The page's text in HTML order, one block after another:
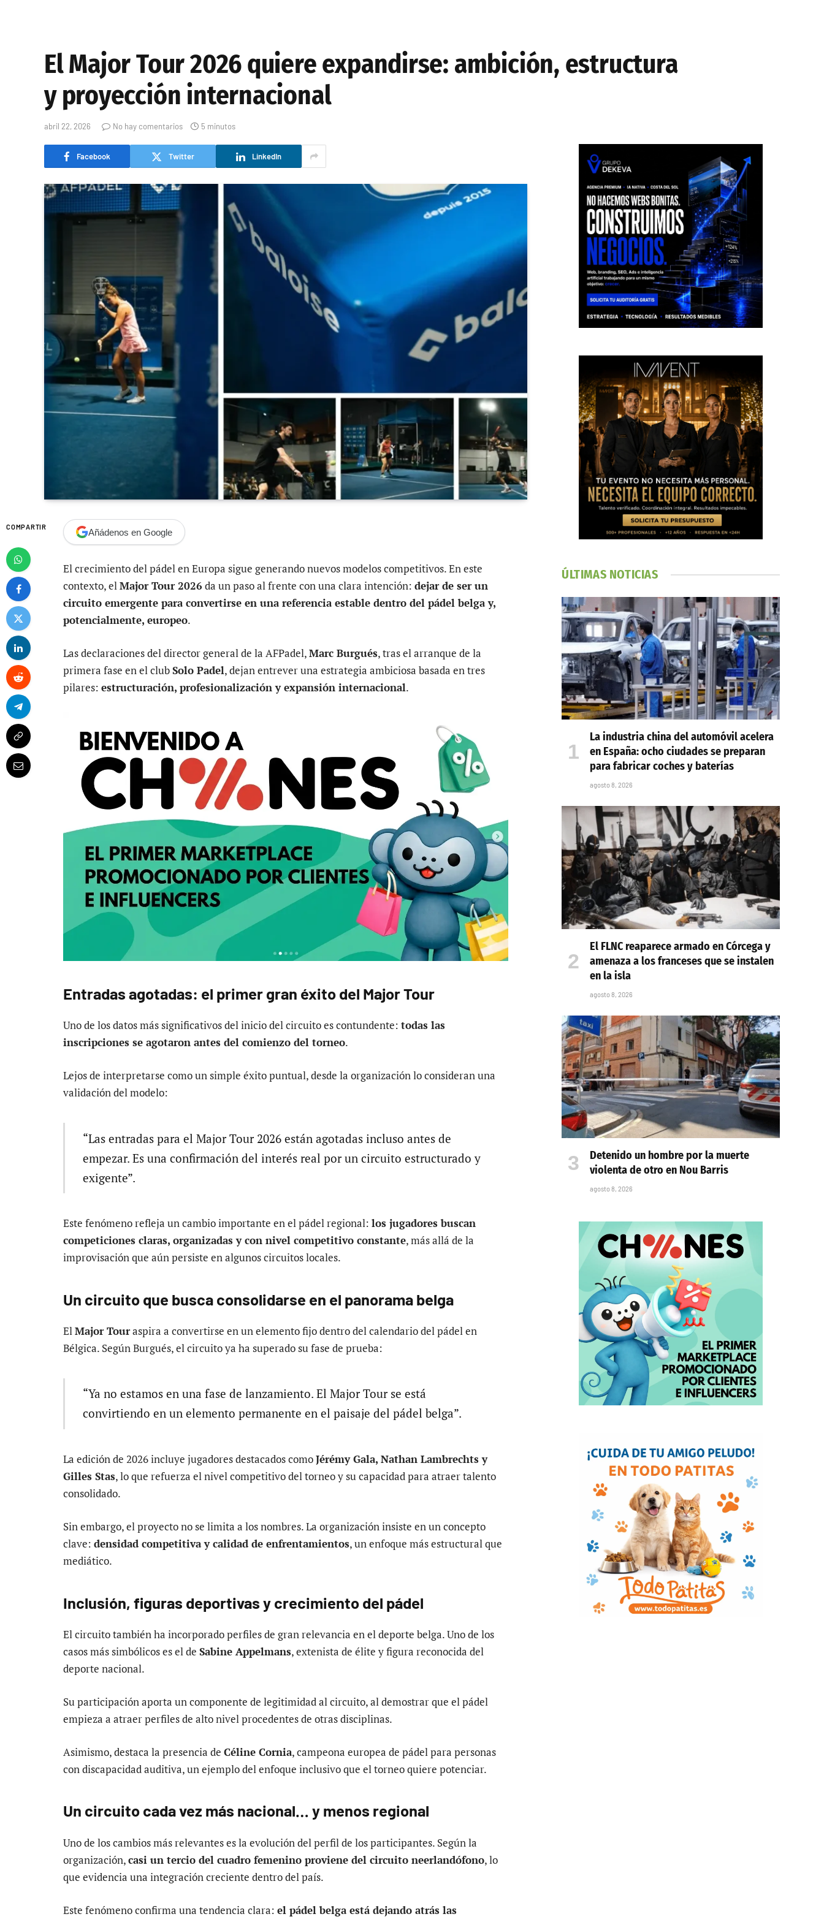
El Major Tour 2026 quiere expandirse: ambición, estructura
y proyección internacional
abril 22, 2026 No hay comentarios 5 minutos
Facebook Twitter LinkedIn
COMPARTIR Añádenos en Google
El crecimiento del pádel en Europa sigue generando nuevos modelos competitivos. En este
contexto, elMajor Tour 2026 da un paso al frente con una clara intención: dejar de ser un
circuito emergente para convertirse en una referencia estable dentro del pádel belga y,
potencialmente, europeo.
Las declaraciones del director general de la AFPadel,Marc Burgués, tras el arranque de la
primera fase en el clubSolo Padel, dejan entrever una estrategia ambiciosa basada en tres
pilares: estructuración, profesionalización y expansión internacional.
Entradas agotadas: el primer gran éxito del Major Tour
Uno de los datos más significativos del inicio del circuito es contundente: todas las
inscripciones se agotaron antes del comienzo del torneo.
Lejos de interpretarse como un simple éxito puntual, desde la organización lo consideran una
validación del modelo:
“Las entradas para el Major Tour 2026 están agotadas incluso antes de
empezar. Es una confirmación del interés real por un circuito estructurado y
exigente”.
Este fenómeno refleja un cambio importante en el pádel regional: los jugadores buscan
competiciones claras, organizadas y con nivel competitivo constante, más allá de la
improvisación que aún persiste en algunos circuitos locales.
Un circuito que busca consolidarse en el panorama belga
ElMajor Touraspira a convertirse en un elemento fijo dentro del calendario del pádel en
Bélgica. Según Burgués, el circuito ya ha superado su fase de prueba:
“Ya no estamos en una fase de lanzamiento. El Major Tour se está
convirtiendo en un elemento permanente en el paisaje del pádel belga”.
La edición de 2026 incluye jugadores destacados comoJérémy Gala, Nathan Lambrechts y
Gilles Stas, lo que refuerza el nivel competitivo del torneo y su capacidad para atraer talento
consolidado.
Sin embargo, el proyecto no se limita a los nombres. La organización insiste en un concepto
clave: densidad competitiva y calidad de enfrentamientos, un enfoque más estructural que
mediático.
Inclusión, figuras deportivas y crecimiento del pádel
El circuito también ha incorporado perfiles de gran relevancia en el deporte belga. Uno de los
casos más simbólicos es el de Sabine Appelmans, extenista de élite y figura reconocida del
deporte nacional.
Su participación aporta un componente de legitimidad al circuito, al demostrar que el pádel
empieza a atraer perfiles de alto nivel procedentes de otras disciplinas.
Asimismo, destaca la presencia de Céline Cornia, campeona europea de pádel para personas
con discapacidad auditiva, un ejemplo del enfoque inclusivo que el torneo quiere potenciar.
Un circuito cada vez más nacional… y menos regional
Uno de los cambios más relevantes es la evolución del perfil de los participantes. Según la
organización,casi un tercio del cuadro femenino proviene del circuito neerlandófono, lo
que evidencia una integración creciente dentro del país.
Este fenómeno confirma una tendencia clara: el pádel belga está dejando atrás las
ÚLTIMAS NOTICIAS
La industria china del automóvil acelera
en España: ocho ciudades se preparan
para fabricar coches y baterías
agosto 8, 2026
El FLNC reaparece armado en Córcega y
amenaza a los franceses que se instalen
en la isla
agosto 8, 2026
Detenido un hombre por la muerte
violenta de otro en Nou Barris
agosto 8, 2026